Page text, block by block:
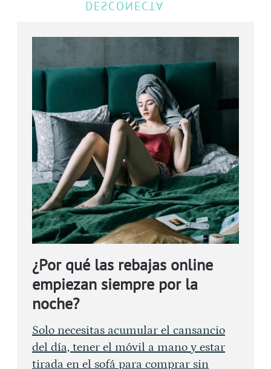
¿Por qué las rebajas online
empiezan siempre por la
noche?
Solo necesitas acumular el cansancio
del día, tener el móvil a mano y estar
tirada en el sofá para comprar sin